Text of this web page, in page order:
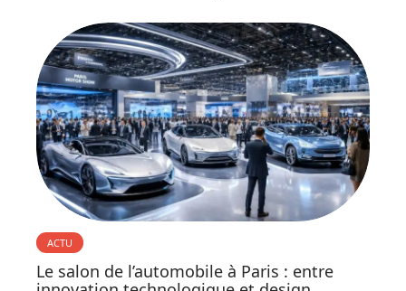
ACTU
Le salon de l’automobile à Paris : entre